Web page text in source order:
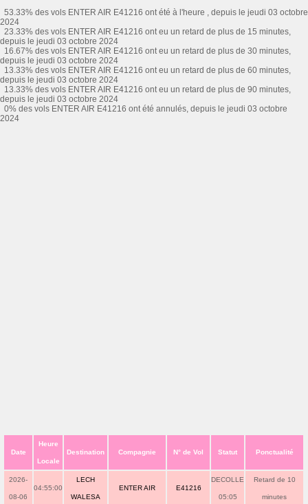
53.33% des vols ENTER AIR E41216 ont été à l'heure , depuis le jeudi 03 octobre
2024
23.33% des vols ENTER AIR E41216 ont eu un retard de plus de 15 minutes,
depuis le jeudi 03 octobre 2024
16.67% des vols ENTER AIR E41216 ont eu un retard de plus de 30 minutes,
depuis le jeudi 03 octobre 2024
13.33% des vols ENTER AIR E41216 ont eu un retard de plus de 60 minutes,
depuis le jeudi 03 octobre 2024
13.33% des vols ENTER AIR E41216 ont eu un retard de plus de 90 minutes,
depuis le jeudi 03 octobre 2024
0% des vols ENTER AIR E41216 ont été annulés, depuis le jeudi 03 octobre
2024
Date
Heure
Locale
Destination Compagnie N° de Vol Statut Ponctualité
2026-
08-06
04:55:00
LECH
WALESA
ENTER AIR E41216
DECOLLE
05:05
Retard de 10
minutes